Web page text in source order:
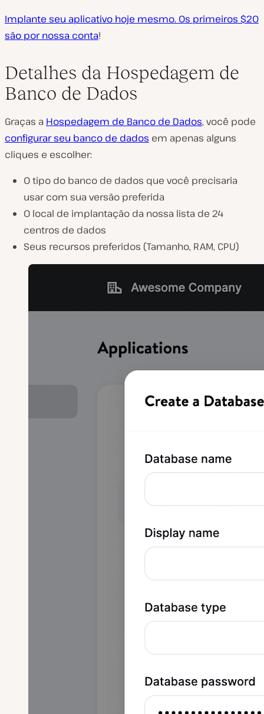
Implante seu aplicativo hoje mesmo. Os primeiros $20
são por nossa conta!
Detalhes da Hospedagem de
Banco de Dados
Graças a Hospedagem de Banco de Dados, você pode
configurar seu banco de dados em apenas alguns
cliques e escolher:
O tipo do banco de dados que você precisaria
usar com sua versão preferida
O local de implantação da nossa lista de 24
centros de dados
Seus recursos preferidos (Tamanho, RAM, CPU)